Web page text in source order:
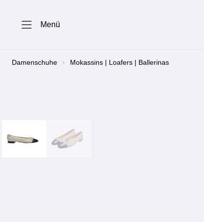
Menü
Damenschuhe Mokassins | Loafers | Ballerinas